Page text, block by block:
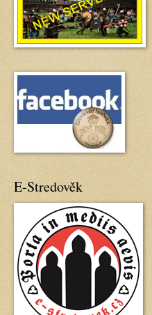
E-Stredověk